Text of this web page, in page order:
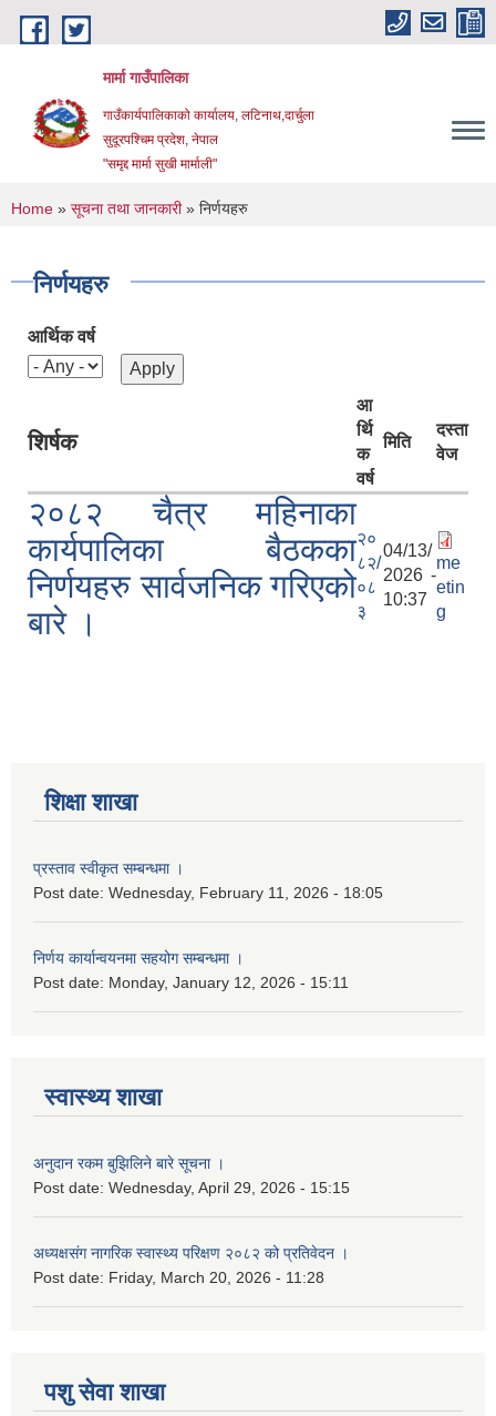
Skip to main content
मार्मा गाउँपालिका
गाउँकार्यपालिकाको कार्यालय, लटिनाथ,दार्चुला
सुदूरपश्चिम प्रदेश, नेपाल
"समृद्द मार्मा सुखी मार्माली"
You are here
Home » सूचना तथा जानकारी» निर्णयहरु
निर्णयहरु
आर्थिक वर्ष
शिर्षक
आ
र्थि
क
वर्ष
मिति
दस्ता
वेज
२०८२ चैत्र महिनाका
कार्यपालिका बैठकका
निर्णयहरु सार्वजनिक गरिएको
बारे ।
२०
८२/
०८
३
04/13/
2026 -
10:37
me
etin
g
शिक्षा शाखा
प्रस्ताव स्वीकृत सम्बन्धमा ।
Post date: Wednesday, February 11, 2026 - 18:05
निर्णय कार्यान्वयनमा सहयोग सम्बन्धमा ।
Post date: Monday, January 12, 2026 - 15:11
स्वास्थ्य शाखा
अनुदान रकम बुझिलिने बारे सूचना ।
Post date: Wednesday, April 29, 2026 - 15:15
अध्यक्षसंग नागरिक स्वास्थ्य परिक्षण २०८२ को प्रतिवेदन ।
Post date: Friday, March 20, 2026 - 11:28
पशु सेवा शाखा